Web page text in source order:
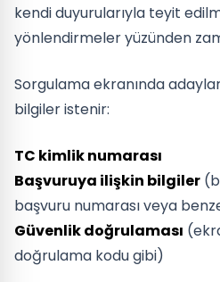
kendi duyurularıyla teyit
yönlendirmeler yüzünden
Sorgulama ekranında
bilgiler istenir:
TC kimlik numarası
Başvuruya ilişkin bilgiler
başvuru numarası veya
Güvenlik doğrulaması
doğrulama kodu gibi)